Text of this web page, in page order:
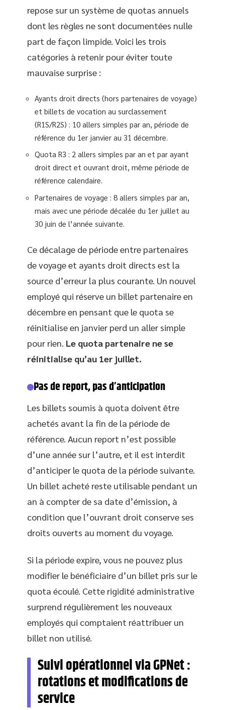
repose sur un système de quotas annuels
dont les règles ne sont documentées nulle
part de façon limpide. Voici les trois
catégories à retenir pour éviter toute
mauvaise surprise :
Ayants droit directs (hors partenaires de voyage)
et billets de vocation au surclassement
(R1S/R2S) : 10 allers simples par an, période de
référence du 1er janvier au 31 décembre.
Quota R3 : 2 allers simples par an et par ayant
droit direct et ouvrant droit, même période de
référence calendaire.
Partenaires de voyage : 8 allers simples par an,
mais avec une période décalée du 1er juillet au
30 juin de l’année suivante.
Ce décalage de période entre partenaires
de voyage et ayants droit directs est la
source d’erreur la plus courante. Un nouvel
employé qui réserve un billet partenaire en
décembre en pensant que le quota se
réinitialise en janvier perd un aller simple
pour rien. Le quota partenaire ne se
réinitialise qu’au 1er juillet.
Pas de report, pas d’anticipation
Les billets soumis à quota doivent être
achetés avant la fin de la période de
référence. Aucun report n’est possible
d’une année sur l’autre, et il est interdit
d’anticiper le quota de la période suivante.
Un billet acheté reste utilisable pendant un
an à compter de sa date d’émission, à
condition que l’ouvrant droit conserve ses
droits ouverts au moment du voyage.
Si la période expire, vous ne pouvez plus
modifier le bénéficiaire d’un billet pris sur le
quota écoulé. Cette rigidité administrative
surprend régulièrement les nouveaux
employés qui comptaient réattribuer un
billet non utilisé.
Suivi opérationnel via GPNet :
rotations et modifications de
service